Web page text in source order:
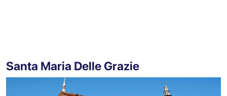
Santa Maria Delle Grazie